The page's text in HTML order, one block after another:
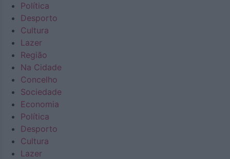
Política
Desporto
Cultura
Lazer
Região
Na Cidade
Concelho
Sociedade
Economia
Política
Desporto
Cultura
Lazer